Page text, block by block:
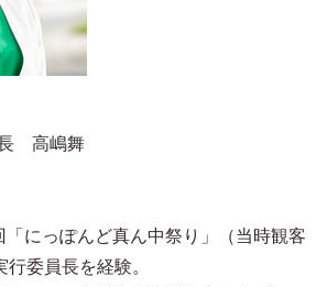
長 高嶋舞
にっぽんど真ん中祭り」（当時観客
委員長を経験。